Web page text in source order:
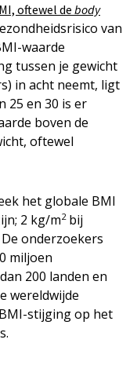
oftewel debody
van
waarde
tussen je gewicht
in acht neemt, ligt
25 en 30 is er
boven de
oftewel
het globale BMI
2 kg/m2bij
onderzoekers
miljoen
200 landen en
wereldwijde
stijging op het